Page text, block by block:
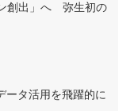
創出」へ 弥生初の
ータ活用を飛躍的に